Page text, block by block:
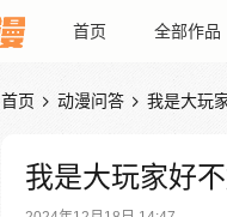
首页 全部作品
首页  动漫问答  我是大玩
我是大玩家好